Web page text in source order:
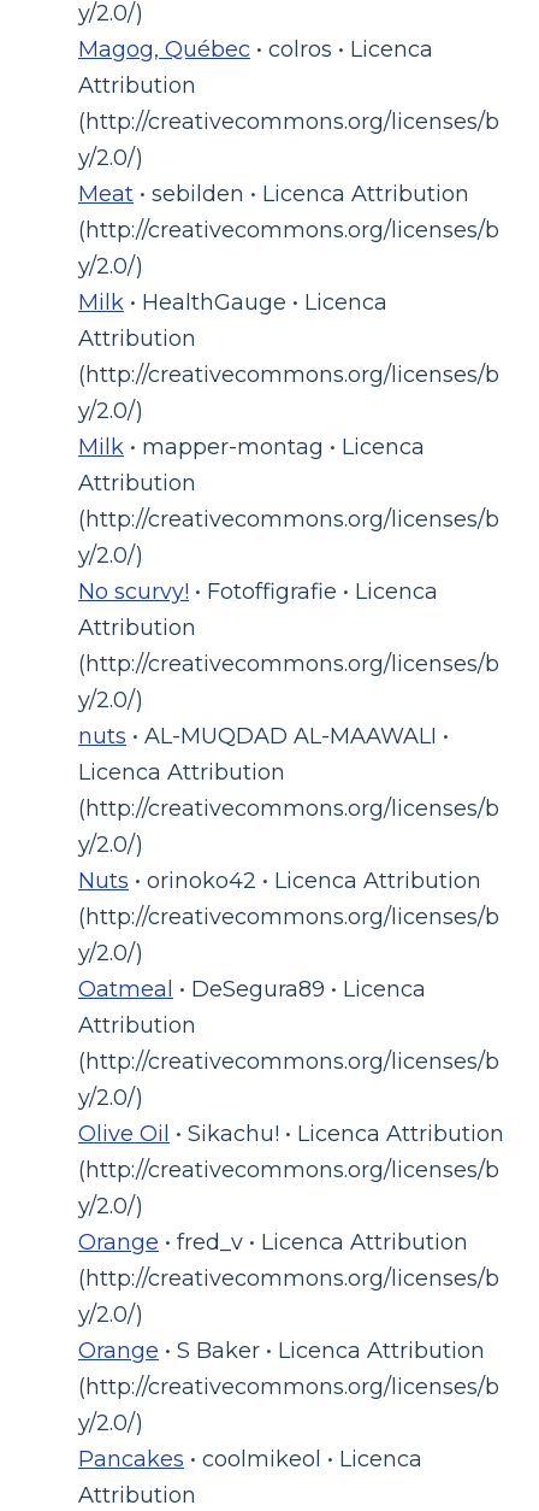
y/2.0/)
Magog, Québec • colros • Licenca
Attribution
(http://creativecommons.org/licenses/b
y/2.0/)
Meat • sebilden • Licenca Attribution
(http://creativecommons.org/licenses/b
y/2.0/)
Milk • HealthGauge • Licenca
Attribution
(http://creativecommons.org/licenses/b
y/2.0/)
Milk • mapper-montag • Licenca
Attribution
(http://creativecommons.org/licenses/b
y/2.0/)
No scurvy! • Fotoffigrafie • Licenca
Attribution
(http://creativecommons.org/licenses/b
y/2.0/)
nuts • AL-MUQDAD AL-MAAWALI •
Licenca Attribution
(http://creativecommons.org/licenses/b
y/2.0/)
Nuts • orinoko42 • Licenca Attribution
(http://creativecommons.org/licenses/b
y/2.0/)
Oatmeal • DeSegura89 • Licenca
Attribution
(http://creativecommons.org/licenses/b
y/2.0/)
Olive Oil • Sikachu! • Licenca Attribution
(http://creativecommons.org/licenses/b
y/2.0/)
Orange • fred_v • Licenca Attribution
(http://creativecommons.org/licenses/b
y/2.0/)
Orange • S Baker • Licenca Attribution
(http://creativecommons.org/licenses/b
y/2.0/)
Pancakes • coolmikeol • Licenca
Attribution